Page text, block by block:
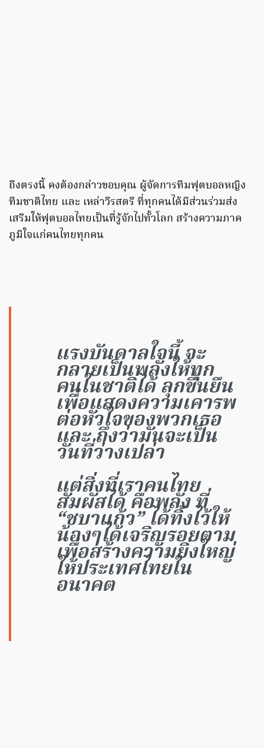
ถึงตรงนี้ คงต้องกล่าวขอบคุณ ผู้จัดการทีมฟุตบอลหญิง
ทีมชาติไทย และ เหล่าวีรสตรี ที่ทุกคนได้มีส่วนร่วมส่ง
เสริมให้ฟุตบอลไทยเป็นที่รู้จักไปทั้วโลก สร้างความภาค
ภูมิใจแก่คนไทยทุกคน
แรงบันดาลใจนี้ จะ
กลายเป็นพลังให้ทุก
คนในชาติได้ ลุกขึ้นยืน
เพื่อแสดงความเคารพ
ต่อหัวใจของพวกเธอ
และ ถึงว่ามันจะเป็น
วันที่ว่างเปล่า
แต่สิ่งที่เราคนไทย
สัมผัสได้ คือพลัง ที่
“ชบาแก้ว” ได้ทิ้งไว้ให้
น้องๆได้เจริญรอยตาม
เพื่อสร้างความยิ่งใหญ่
ให้ประเทศไทยใน
อนาคต